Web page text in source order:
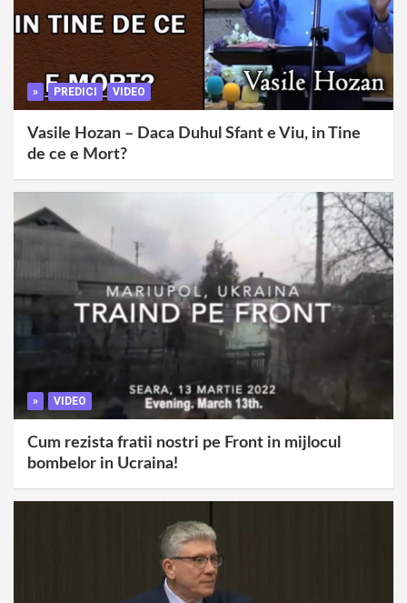
» PREDICI VIDEO
Vasile Hozan – Daca Duhul Sfant e Viu, in Tine
de ce e Mort?
» VIDEO
Cum rezista fratii nostri pe Front in mijlocul
bombelor in Ucraina!